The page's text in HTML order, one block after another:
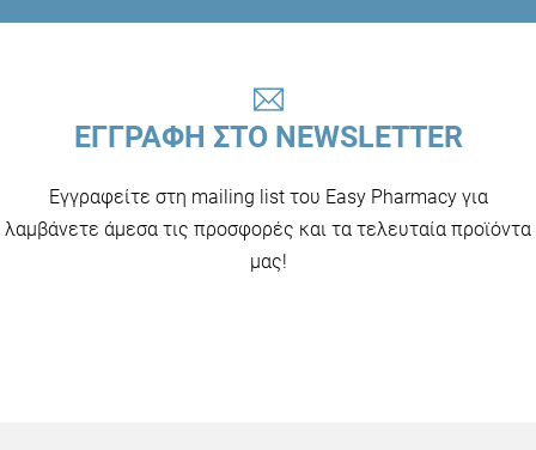
ΕΓΓΡΑΦΗ ΣΤΟ NEWSLETTER
Εγγραφείτε στη mailing list του Easy Pharmacy για
λαμβάνετε άμεσα τις προσφορές και τα τελευταία προϊόντα
μας!